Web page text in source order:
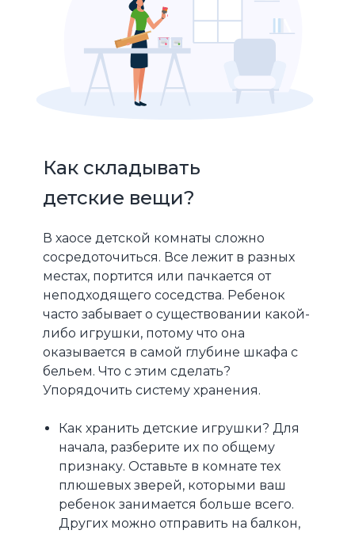
Как складывать
детские вещи?
В хаосе детской комнаты сложно
сосредоточиться. Все лежит в разных
местах, портится или пачкается от
неподходящего соседства. Ребенок
часто забывает о существовании какой-
либо игрушки, потому что она
оказывается в самой глубине шкафа с
бельем. Что с этим сделать?
Упорядочить систему хранения.
Как хранить детские игрушки? Для
начала, разберите их по общему
признаку. Оставьте в комнате тех
плюшевых зверей, которыми ваш
ребенок занимается больше всего.
Других можно отправить на балкон,